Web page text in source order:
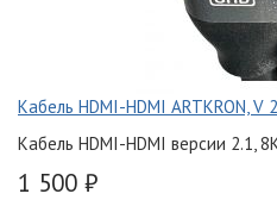
Кабель HDMI-HDMI ARTKRON, V
Кабель HDMI-HDMI версии 2.1,
1 500 ₽